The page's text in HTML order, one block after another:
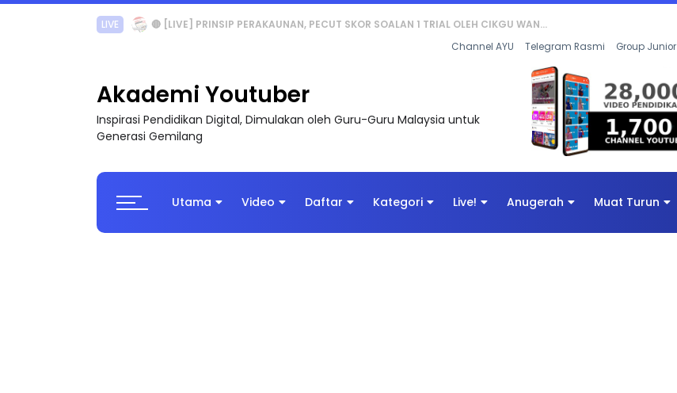
TRANSFORMASI DIGITAL GURU SIRI 7 : PAHLAWAN DIGITAL PENYELAMAT DUNIA
Channel AYU Telegram Rasmi Group Junior
Akademi Youtuber
Inspirasi Pendidikan Digital, Dimulakan oleh Guru-Guru Malaysia untuk
Generasi Gemilang
Utama Video Daftar Kategori Live! Anugerah Muat Turun